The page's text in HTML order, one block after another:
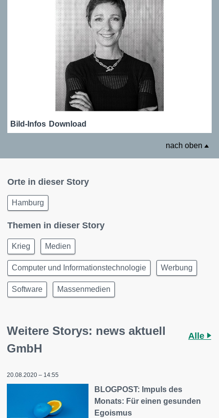
Bild-Infos Download
nach oben
Orte in dieser Story
Hamburg
Themen in dieser Story
Krieg Medien
Computer und Informationstechnologie Werbung
Software Massenmedien
Weitere Storys: news aktuell
GmbH
Alle
20.08.2020 – 14:55
BLOGPOST: Impuls des
Monats: Für einen gesunden
Egoismus